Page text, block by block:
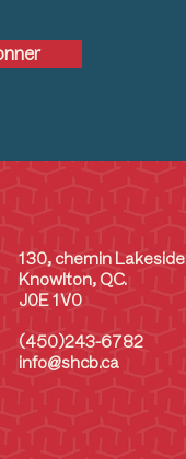
130, chemin Lakeside
Knowlton, QC.
J0E 1V0
(450)243-6782
info@shcb.ca